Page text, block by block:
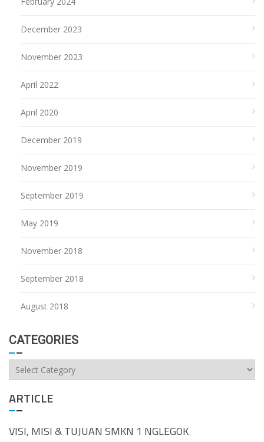
December 2023
November 2023
April 2022
April 2020
December 2019
November 2019
September 2019
May 2019
November 2018
September 2018
August 2018
CATEGORIES
Categories
ARTICLE
VISI, MISI & TUJUAN SMKN 1 NGLEGOK